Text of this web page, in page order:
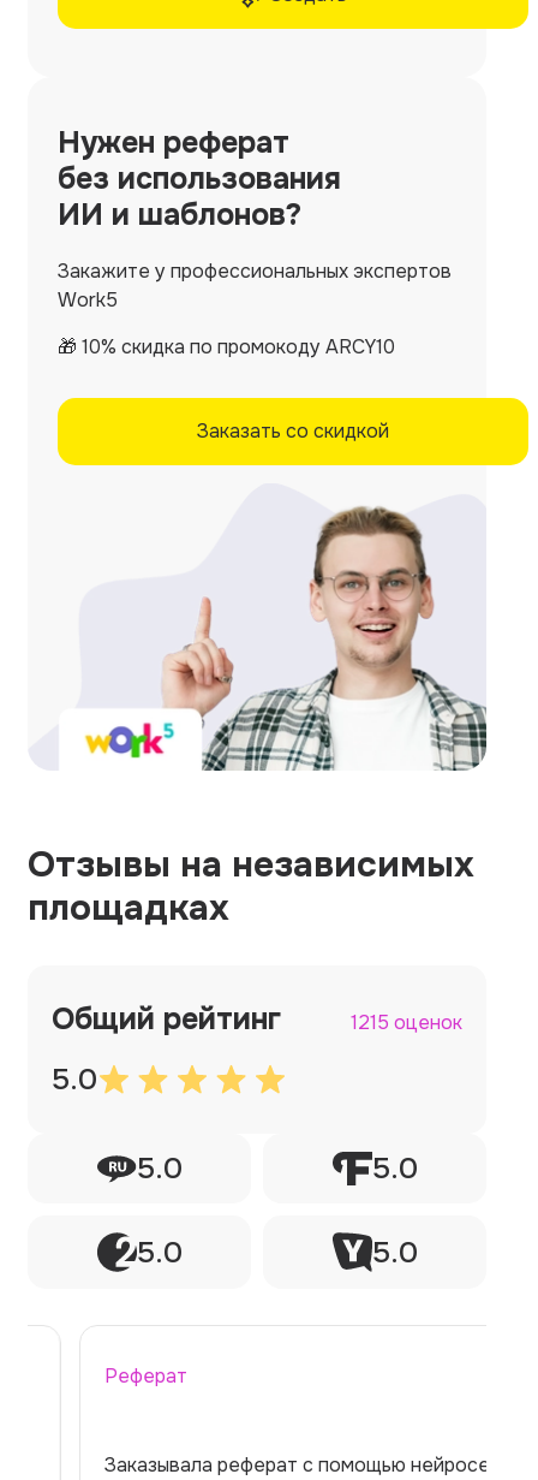
Нужен реферат
без использования
ИИ и шаблонов?
Закажите у профессиональных экспертов
Work5
🎁 10% скидка по промокоду ARCY10
Заказать со скидкой
Отзывы на независимых
площадках
Общий рейтинг 1215 оценок
5.0
5.0 5.0
5.0 5.0
Реферат
Заказывала реферат с помощью нейросети